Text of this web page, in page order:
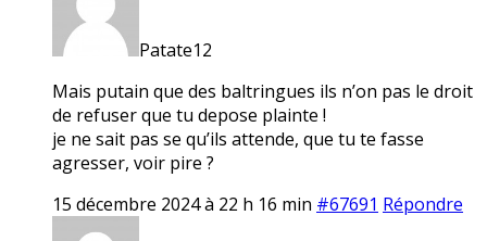
Patate12
Mais putain que des baltringues ils n’on pas le droit
de refuser que tu depose plainte !
je ne sait pas se qu’ils attende, que tu te fasse
agresser, voir pire ?
15 décembre 2024 à 22 h 16 min #67691 Répondre